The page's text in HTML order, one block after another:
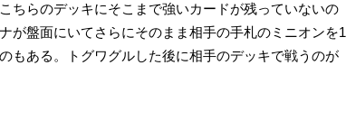
ちらのデッキにそこまで強いカードが残っていないの
が盤面にいてさらにそのまま相手の手札のミニオンを1
もある。トグワグルした後に相手のデッキで戦うのが